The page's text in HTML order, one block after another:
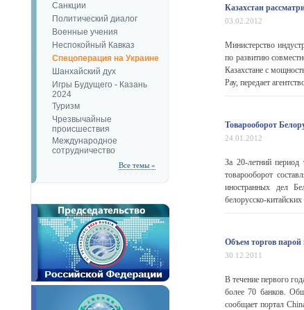
Санкции
Политический диалог
Военные учения
Неспокойный Кавказ
Спецоперация на Украине
Шанхайский дух
Игры Будущего - Казань
2024
Туризм
Чрезвычайные
происшествия
Международное
сотрудничество
Все темы »
Казахстан
03.02.2012
Министерство
по развитию
Казахстане с
Рау, передает
Товарооборот
24.01.2012
За 20-летний
товарооборот
иностранных дел
белорусско-
Объем торгов
30.12.2011
В течение первого
более 70 банков.
сообщает портал